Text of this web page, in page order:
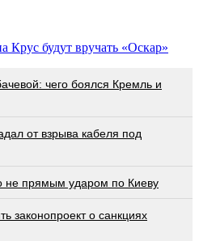
Крус будут вручать «Оскар»
чeгo бoялcя Крeмль и
от взрыва кабеля под
не прямым ударом по Киеву
законопроект о санкциях